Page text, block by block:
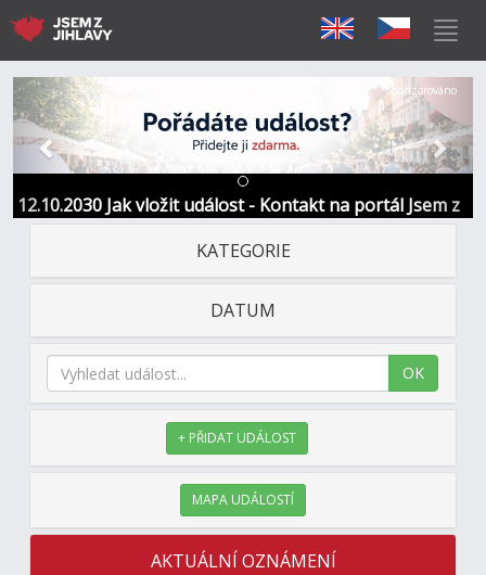
12.10.2030 Jak vložit událost - Kontakt na portál Jsem z
Jihlavy
Předchozí Další
Sponzorováno
KATEGORIE
DATUM
OK
+ PŘIDAT UDÁLOST
MAPA UDÁLOSTÍ
AKTUÁLNÍ OZNÁMENÍ